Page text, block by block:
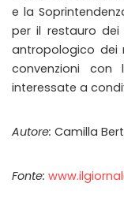
e la
per il restauro
antropologico dei
convenzioni con
interessate a
Autore: Camilla
Fonte: